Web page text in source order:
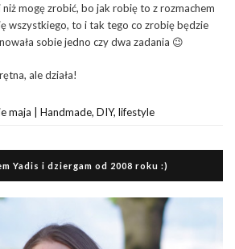
niż mogę zrobić, bo jak robię to z rozmachem
wszystkiego, to i tak tego co zrobię będzie
sobie jedno czy dwa zadania 😉
ale działa!
maja | Handmade, DIY, lifestyle
Yadis i dziergam od 2008 roku :)